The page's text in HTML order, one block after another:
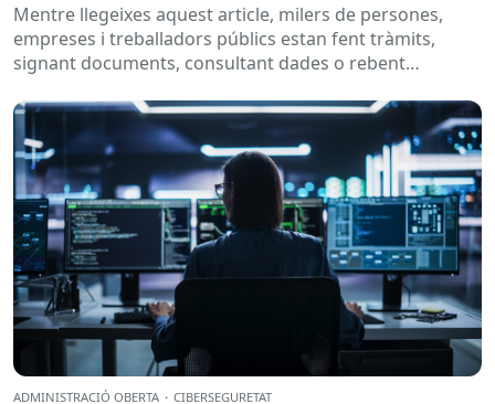
Mentre llegeixes aquest article, milers de persones,
empreses i treballadors públics estan fent tràmits,
signant documents, consultant dades o rebent
habitualment...
ADMINISTRACIÓ OBERTA · CIBERSEGURETAT